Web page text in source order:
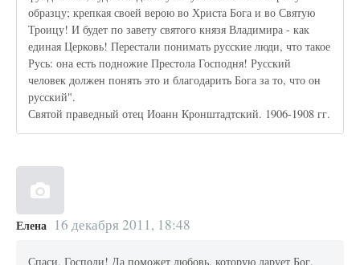
образцу; крепкая своей верою во Христа Бога и во Святую
Троицу! И будет по завету святого князя Владимира - как
единая Церковь! Перестали понимать русские люди, что такое
Русь: она есть подножие Престола Господня! Русский
человек должен понять это и благодарить Бога за то, что он
русский".
Святой праведный отец Иоанн Кронштадтский. 1906-1908 гг.
Елена 16 декабря 2011, 18:48
Спаси, Господи! Да поможет любовь, которую дарует Бог,